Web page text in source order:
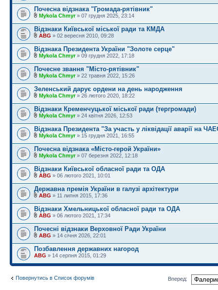
Почесна відзнака "Громада-рятівник"
Mykola Chmyr» 07 грудня 2025, 23:14
Відзнаки Київської міської ради та КМДА
ABG » 02 вересня 2010, 09:28
Відзнака Президента України "Золоте серце"
Mykola Chmyr» 09 грудня 2022, 17:18
Почесне звання "Місто-рятівник"
Mykola Chmyr» 22 травня 2022, 15:26
Зеленський дарує ордени на день народження
Mykola Chmyr» 26 лютого 2020, 18:22
Відзнаки Кременчуцької міської ради (тергромади)
Mykola Chmyr» 24 квітня 2026, 12:53
Відзнака Президента "За участь у ліквідації аварії на
Mykola Chmyr» 15 грудня 2021, 16:55
Почесна відзнака «Місто-герой України»
Mykola Chmyr» 07 березня 2022, 12:18
Відзнаки Київської обласної ради та ОДА
ABG » 06 лютого 2021, 10:01
Державна премія України в галузі архітектури
ABG » 11 липня 2015, 17:36
Відзнаки Хмельницької обласної ради та ОДА
ABG » 06 лютого 2021, 17:34
Почесні відзнаки Верховної Ради України
ABG » 14 січня 2026, 22:01
Позбавлення державних нагород
ABG » 14 серпня 2015, 01:29
Повернутись в Список форумів Вперед: